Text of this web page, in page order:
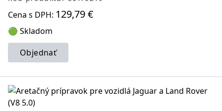
Cena s DPH: 129,79 €
🟢 Skladom
Objednať